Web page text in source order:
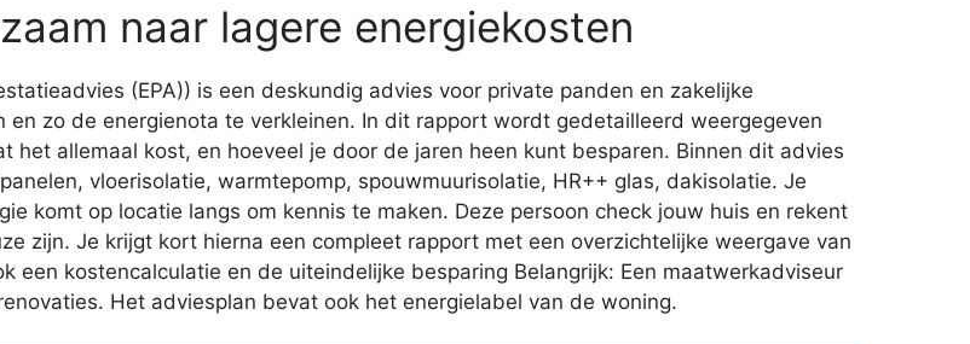
naar lagere energiekosten
(EPA)) is een deskundig advies voor private panden en zakelijke
zo de energienota te verkleinen. In dit rapport wordt gedetailleerd weergegeven
het allemaal kost, en hoeveel je door de jaren heen kunt besparen. Binnen dit advies
vloerisolatie, warmtepomp, spouwmuurisolatie, HR++ glas, dakisolatie. Je
komt op locatie langs om kennis te maken. Deze persoon check jouw huis en rekent
zijn. Je krijgt kort hierna een compleet rapport met een overzichtelijke weergave van
een kostencalculatie en de uiteindelijke besparing Belangrijk: Een maatwerkadviseur
Het adviesplan bevat ook het energielabel van de woning.